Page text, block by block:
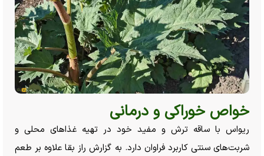
خواص خوراکی و درمانی
ریواس با ساقه ترش و مفید خود در تهیه غذا‌های محلی و
شربت‌های سنتی کاربرد فراوان دارد. به گزارش راز بقا علاوه بر طعم